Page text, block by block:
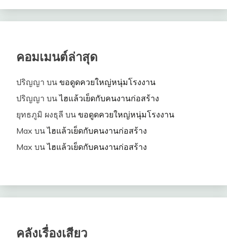
คอมเมนต์ล่าสุด
ปริญญา บน ขอดูดควยใหญ่หนุ่มโรงงาน
ปริญญา บนไฮแล้วเย็ดกับคนงานก่อสร้าง
ยุทธภูมิ ผงธุลี บน ขอดูดควยใหญ่หนุ่มโรงงาน
Max บนไฮแล้วเย็ดกับคนงานก่อสร้าง
Max บนไฮแล้วเย็ดกับคนงานก่อสร้าง
คลังเรื่องเสียว